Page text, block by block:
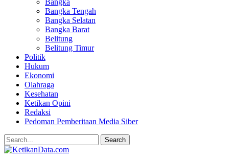
Bangka
Bangka Tengah
Bangka Selatan
Bangka Barat
Belitung
Belitung Timur
Politik
Hukum
Ekonomi
Olahraga
Kesehatan
Ketikan Opini
Redaksi
Pedoman Pemberitaan Media Siber